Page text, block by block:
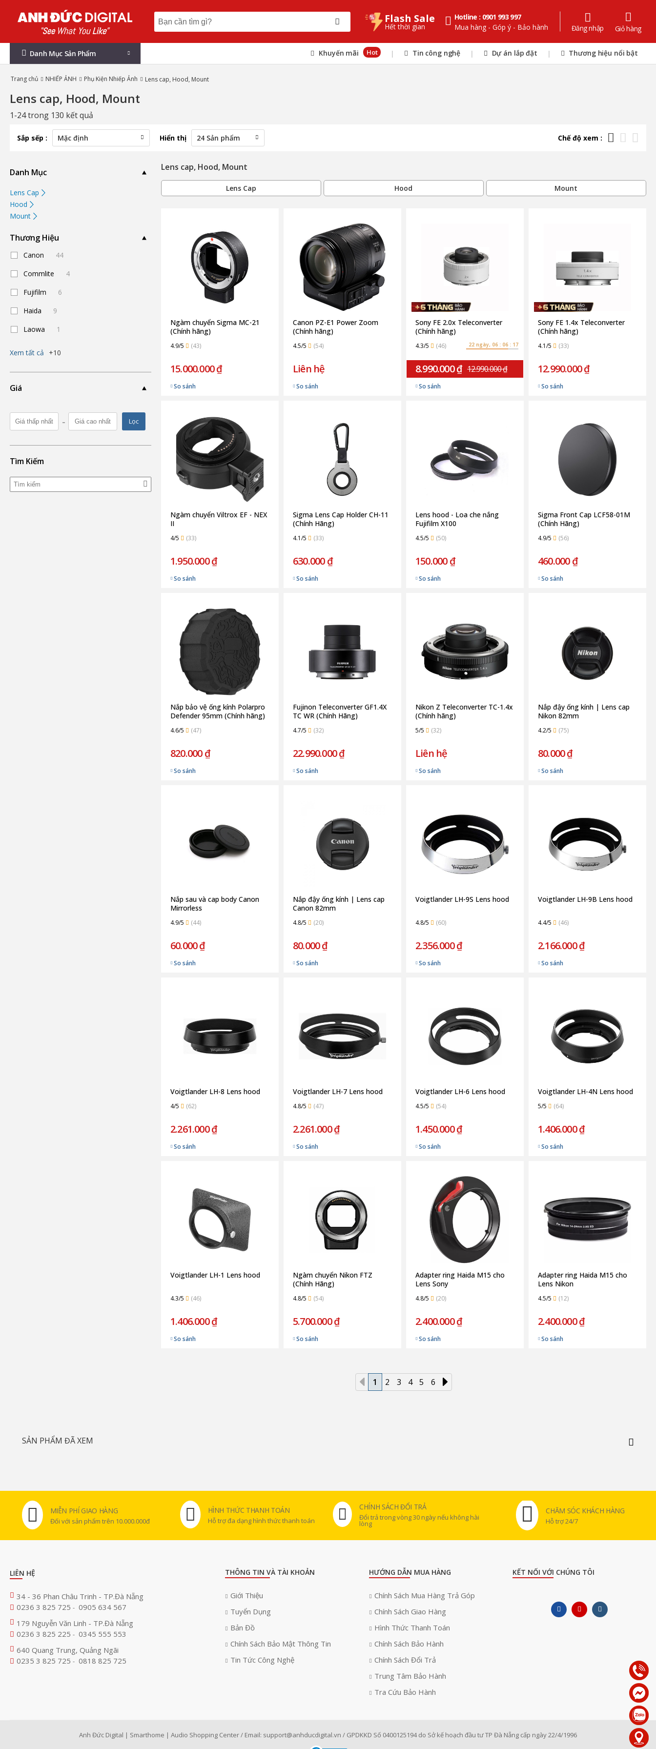
Flash Sale
Hết thời gian
Hotline : 0901 993 997
Mua hàng - Góp ý - Bảo hành
Đăng nhập Giỏ hàng
Danh Mục Sản Phẩm Khuyến mãi Hot | Tin công nghệ | Dự án lắp đặt | Thương hiệu nổi bật
Trang chủ NHIẾP ẢNH Phụ Kiện Nhiếp Ảnh Lens cap, Hood, Mount
Lens cap, Hood, Mount
1-24 trong 130 kết quả
Sắp sếp : Hiển thị Chế độ xem :
Danh Mục
Lens Cap
Hood
Mount
Thương Hiệu
Canon
44
Commlite
4
Fujifilm
6
Haida
9
Laowa
1
Xem tất cả +10
Giá
- Lọc
Tìm Kiếm
Lens cap, Hood, Mount
Lens Cap Hood Mount
Ngàm chuyển Sigma MC-21
(Chính hãng)
4.9/5 (43)
15.000.000 ₫
So sánh
Canon PZ-E1 Power Zoom
(Chính hãng)
4.5/5 (54)
Liên hệ
So sánh
Sony FE 2.0x Teleconverter
(Chính hãng)
4.3/5 (46) 22 ngày, 06 : 06 : 16
8.990.000 ₫ 12.990.000 ₫
So sánh
Sony FE 1.4x Teleconverter
(Chính hãng)
4.1/5 (33)
12.990.000 ₫
So sánh
Ngàm chuyển Viltrox EF - NEX
II
4/5 (33)
1.950.000 ₫
So sánh
Sigma Lens Cap Holder CH-11
(Chính Hãng)
4.1/5 (33)
630.000 ₫
So sánh
Lens hood - Loa che nắng
Fujifilm X100
4.5/5 (50)
150.000 ₫
So sánh
Sigma Front Cap LCF58-01M
(Chính Hãng)
4.9/5 (56)
460.000 ₫
So sánh
Nắp bảo vệ ống kính Polarpro
Defender 95mm (Chính hãng)
4.6/5 (47)
820.000 ₫
So sánh
Fujinon Teleconverter GF1.4X
TC WR (Chính Hãng)
4.7/5 (32)
22.990.000 ₫
So sánh
Nikon Z Teleconverter TC-1.4x
(Chính hãng)
5/5 (32)
Liên hệ
So sánh
Nắp đậy ống kính | Lens cap
Nikon 82mm
4.2/5 (75)
80.000 ₫
So sánh
Nắp sau và cap body Canon
Mirrorless
4.9/5 (44)
60.000 ₫
So sánh
Nắp đậy ống kính | Lens cap
Canon 82mm
4.8/5 (20)
80.000 ₫
So sánh
Voigtlander LH-9S Lens hood
4.8/5 (60)
2.356.000 ₫
So sánh
Voigtlander LH-9B Lens hood
4.4/5 (46)
2.166.000 ₫
So sánh
Voigtlander LH-8 Lens hood
4/5 (62)
2.261.000 ₫
So sánh
Voigtlander LH-7 Lens hood
4.8/5 (47)
2.261.000 ₫
So sánh
Voigtlander LH-6 Lens hood
4.5/5 (54)
1.450.000 ₫
So sánh
Voigtlander LH-4N Lens hood
5/5 (64)
1.406.000 ₫
So sánh
Voigtlander LH-1 Lens hood
4.3/5 (46)
1.406.000 ₫
So sánh
Ngàm chuyển Nikon FTZ
(Chính Hãng)
4.8/5 (54)
5.700.000 ₫
So sánh
Adapter ring Haida M15 cho
Lens Sony
4.8/5 (20)
2.400.000 ₫
So sánh
Adapter ring Haida M15 cho
Lens Nikon
4.5/5 (12)
2.400.000 ₫
So sánh
1 2 3 4 5 6
SẢN PHẨM ĐÃ XEM
MIỄN PHÍ GIAO HÀNG
Đối với sản phẩm trên 10.000.000đ
HÌNH THỨC THANH TOÁN
Hỗ trợ đa dạng hình thức thanh toán
CHÍNH SÁCH ĐỔI TRẢ
Đổi trả trong vòng 30 ngày nếu không hài
lòng
CHĂM SÓC KHÁCH HÀNG
Hỗ trợ 24/7
LIÊN HỆ
34 - 36 Phan Châu Trinh - TP.Đà Nẵng
0236 3 825 725 - 0905 634 567
179 Nguyễn Văn Linh - TP.Đà Nẵng
0236 3 825 225 - 0345 555 553
640 Quang Trung, Quảng Ngãi
0235 3 825 725 - 0818 825 725
THÔNG TIN VÀ TÀI KHOẢN
Giới Thiệu
Tuyển Dụng
Bản Đồ
Chính Sách Bảo Mật Thông Tin
Tin Tức Công Nghệ
HƯỚNG DẪN MUA HÀNG
Chính Sách Mua Hàng Trả Góp
Chính Sách Giao Hàng
Hình Thức Thanh Toán
Chính Sách Bảo Hành
Chính Sách Đổi Trả
Trung Tâm Bảo Hành
Tra Cứu Bảo Hành
KẾT NỐI VỚI CHÚNG TÔI
Anh Đức Digital | Smarthome | Audio Shopping Center / Email: support@anhducdigital.vn / GPDKKD Số 0400125194 do Sở kế hoạch đầu tư TP Đà Nẵng cấp ngày 22/4/1996